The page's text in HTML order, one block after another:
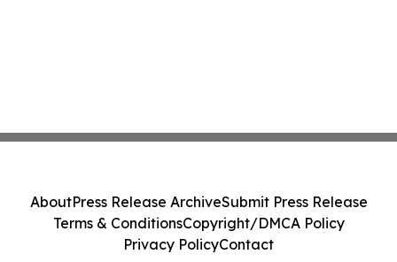
AboutPress Release ArchiveSubmit Press Release
Terms & ConditionsCopyright/DMCA Policy
Privacy PolicyContact